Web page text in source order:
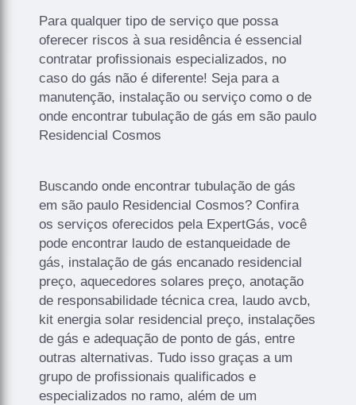
Para qualquer tipo de serviço que possa
oferecer riscos à sua residência é essencial
contratar profissionais especializados, no
caso do gás não é diferente! Seja para a
manutenção, instalação ou serviço como o de
onde encontrar tubulação de gás em são paulo
Residencial Cosmos
Buscando onde encontrar tubulação de gás
em são paulo Residencial Cosmos? Confira
os serviços oferecidos pela ExpertGás, você
pode encontrar laudo de estanqueidade de
gás, instalação de gás encanado residencial
preço, aquecedores solares preço, anotação
de responsabilidade técnica crea, laudo avcb,
kit energia solar residencial preço, instalações
de gás e adequação de ponto de gás, entre
outras alternativas. Tudo isso graças a um
grupo de profissionais qualificados e
especializados no ramo, além de um